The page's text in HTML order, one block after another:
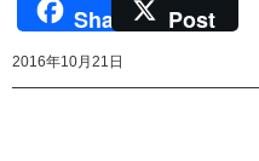
Share Post
2016年10月21日